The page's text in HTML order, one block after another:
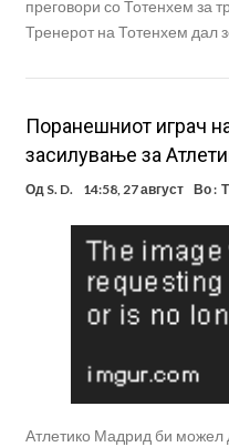
преговори со Тотенхем за
Тренерот на Тотенхем дал
Поранешниот играч
засилување за
Од S. D. 14:58, 27 август Во :
Атлетико Мадрид би можел